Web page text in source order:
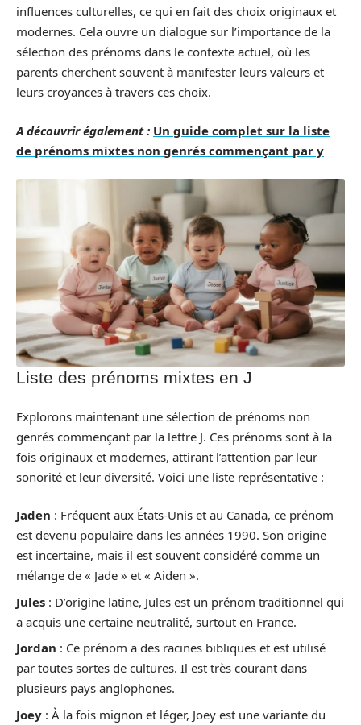
influences culturelles, ce qui en fait des choix originaux et
modernes. Cela ouvre un dialogue sur l’importance de la
sélection des prénoms dans le contexte actuel, où les
parents cherchent souvent à manifester leurs valeurs et
leurs croyances à travers ces choix.
A découvrir également : Un guide complet sur la liste
de prénoms mixtes non genrés commençant par y
Liste des prénoms mixtes en J
Explorons maintenant une sélection de prénoms non
genrés commençant par la lettre J. Ces prénoms sont à la
fois originaux et modernes, attirant l’attention par leur
sonorité et leur diversité. Voici une liste représentative :
Jaden : Fréquent aux États-Unis et au Canada, ce prénom
est devenu populaire dans les années 1990. Son origine
est incertaine, mais il est souvent considéré comme un
mélange de « Jade » et « Aiden ».
Jules : D’origine latine, Jules est un prénom traditionnel qui
a acquis une certaine neutralité, surtout en France.
Jordan : Ce prénom a des racines bibliques et est utilisé
par toutes sortes de cultures. Il est très courant dans
plusieurs pays anglophones.
Joey : À la fois mignon et léger, Joey est une variante du